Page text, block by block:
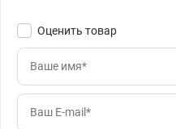
Оценить товар